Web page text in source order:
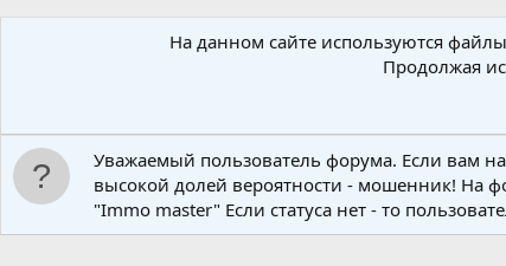
Ресурсы Коммерческие прошивки Bosch
Russian (RU)
На данном сайте используются
Продолжая
Уважаемый пользователь форума. Если вам
высокой долей вероятности - мошенник! На
"Immo master" Если статуса нет - то